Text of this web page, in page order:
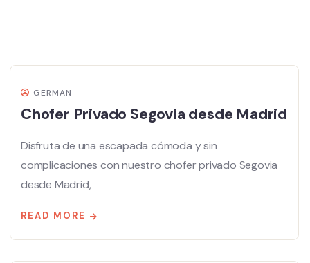
GERMAN
Chofer Privado Segovia desde Madrid
Disfruta de una escapada cómoda y sin
complicaciones con nuestro chofer privado Segovia
desde Madrid,
READ MORE